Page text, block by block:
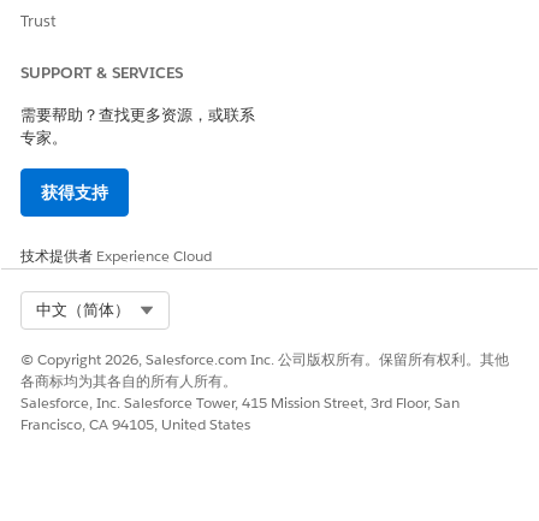
本文章是否解决您的问题？
Trust
SUPPORT & SERVICES
需要帮助？查找更多资源，或联系
专家。
获得支持
技术提供者 Experience Cloud
中文（简体）
© Copyright 2026, Salesforce.com Inc. 公司版权所有。保留所有权利。其他
各商标均为其各自的所有人所有。
Salesforce, Inc. Salesforce Tower, 415 Mission Street, 3rd Floor, San
Francisco, CA 94105, United States